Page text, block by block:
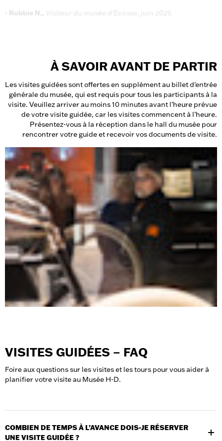
- Robbie N., Visiteur du musée d'Écosse, juin 2025
À SAVOIR AVANT DE PARTIR
Les visites guidées sont offertes en supplément au billet d'entrée
générale du musée, qui est requis pour tous les participants à la
visite. Veuillez arriver au moins 10 minutes avant l’heure prévue
de votre visite guidée, car les visites commencent à l’heure.
Présentez-vous à la réception dans le hall du musée pour
rencontrer votre guide et recevoir vos documents de visite.
VISITES GUIDÉES – FAQ
Foire aux questions sur les visites et les tours pour vous aider à
planifier votre visite au Musée H-D.
COMBIEN DE TEMPS À L’AVANCE DOIS-JE RÉSERVER
UNE VISITE GUIDÉE ?